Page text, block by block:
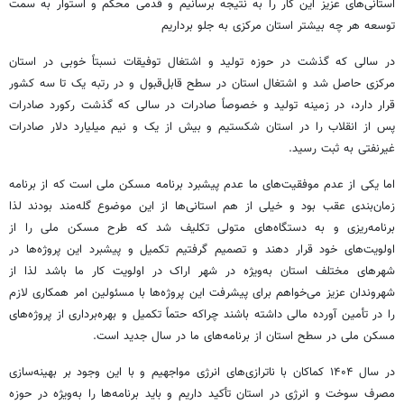
استانی‌های عزیز این کار را به نتیجه برسانیم و قدمی محکم و استوار به سمت
توسعه هر چه بیشتر استان مرکزی به جلو برداریم
در سالی که گذشت در حوزه تولید و اشتغال توفیقات نسبتاً خوبی در استان
مرکزی حاصل شد و اشتغال استان در سطح قابل‌قبول و در رتبه یک تا سه کشور
قرار دارد، در زمینه تولید و خصوصاً صادرات در سالی که گذشت رکورد صادرات
پس از انقلاب را در استان شکستیم و بیش از یک و نیم میلیارد دلار صادرات
غیرنفتی به ثبت رسید.
اما یکی از عدم موفقیت‌های ما عدم پیشبرد برنامه مسکن ملی است که از برنامه
زمان‌بندی عقب بود و خیلی از هم استانی‌ها از این موضوع گله‌مند بودند لذا
برنامه‌ریزی و به دستگاه‌های متولی تکلیف شد که طرح مسکن ملی را از
اولویت‌های خود قرار دهند و تصمیم گرفتیم تکمیل و پیشبرد این پروژه‌ها در
شهرهای مختلف استان به‌ویژه در شهر اراک در اولویت کار ما باشد لذا از
شهروندان عزیز می‌خواهم برای پیشرفت این پروژه‌ها با مسئولین امر همکاری لازم
را در تأمین آورده مالی داشته باشند چراکه حتماً تکمیل و بهره‌برداری از پروژه‌های
مسکن ملی در سطح استان از برنامه‌های ما در سال جدید است.
در سال ۱۴۰۴ کماکان با ناترازی‌های انرژی مواجهیم و با این وجود بر بهینه‌سازی
مصرف سوخت و انرژی در استان تأکید داریم و باید برنامه‌ها را به‌ویژه در حوزه